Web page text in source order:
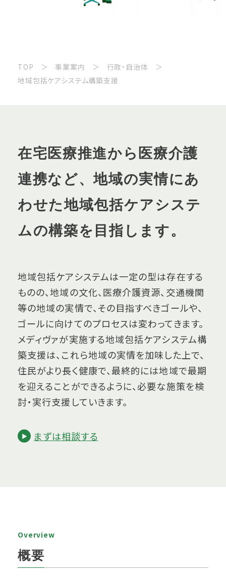
TOP 事業案内
行政・自治体
地域包括ケアシステム構築支援
在宅医療推進から医療介護
連携など、地域の実情にあ
わせた地域包括ケアシステ
ムの構築を目指します。
地域包括ケアシステムは一定の型は存在する
ものの、地域の文化、医療介護資源、交通機関
等の地域の実情で、その目指すべきゴールや、
ゴールに向けてのプロセスは変わってきます。
メディヴァが実施する地域包括ケアシステム構
築支援は、これら地域の実情を加味した上で、
住民がより長く健康で、最終的には地域で最期
を迎えることができるように、必要な施策を検
討・実行支援していきます。
まずは相談する
Overview
概要